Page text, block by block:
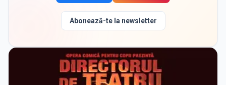
Abonează-te la newsletter